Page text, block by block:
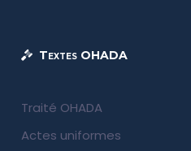
Textes OHADA
Traité OHADA
Actes uniformes